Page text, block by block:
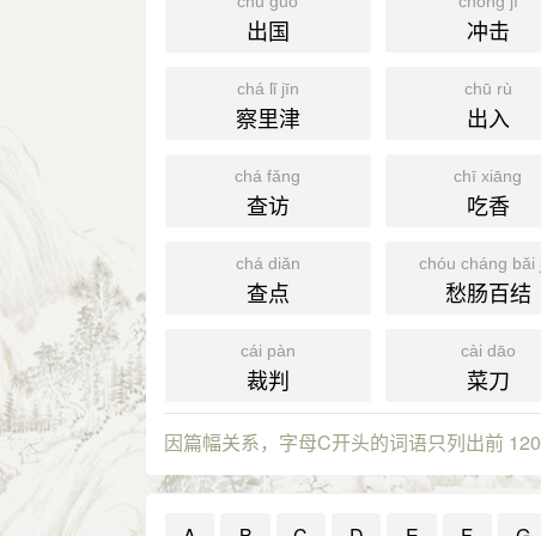
出国 冲击
chá lǐ jīn
察里津
chū rù
出入
chá fǎng
查访
chī xiāng
吃香
chá diǎn
查点
chóu cháng bǎi
愁肠百结
cái pàn
裁判
cài dāo
菜刀
因篇幅关系，字母C开头的词语只列出前